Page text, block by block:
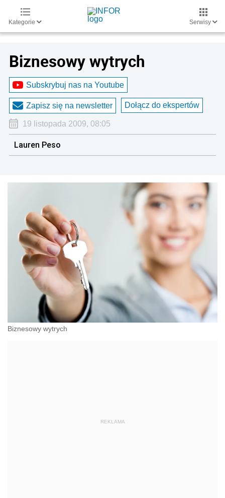
Kategorie Serwisy
Biznesowy wytrych
Subskrybuj nas na Youtube
Zapisz się na newsletter Dołącz do ekspertów
19 listopada 2009, 08:05
Lauren Peso
Biznesowy wytrych